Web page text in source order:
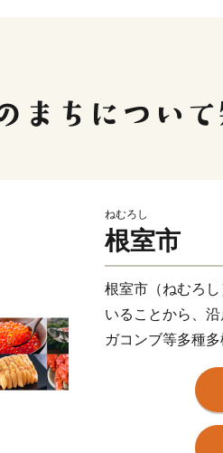
ねむろし
根室市
根室市（ねむろ
いることから、
ガコンブ等多種
豊かな自然環境
数を超える約
どには毎年全国